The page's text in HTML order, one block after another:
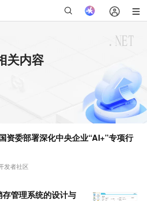
关内容
发者社区
资委部署深化中央企业“AI+”专项行
管理系统的设计与